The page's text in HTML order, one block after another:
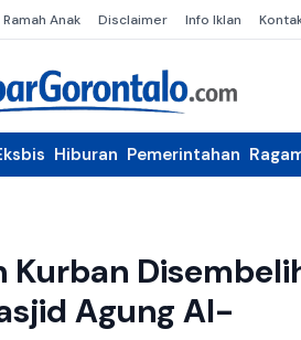
Anak Disclaimer Info Iklan
Hiburan Pemerintahan
Kurban
Agung Al-